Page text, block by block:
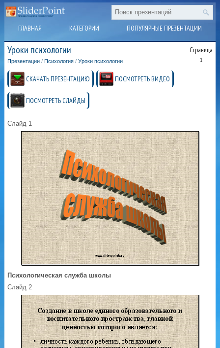
ГЛАВНАЯ КАТЕГОРИИ ПОПУЛЯРНЫЕ ПРЕЗЕНТАЦИИ
Уроки психологии Страница
1
Презентации / Психология /Уроки психологии
СКАЧАТЬ ПРЕЗЕНТАЦИЮ ПОСМОТРЕТЬ ВИДЕО
ПОСМОТРЕТЬ СЛАЙДЫ
Слайд 1
Психологическая служба школы
Слайд 2